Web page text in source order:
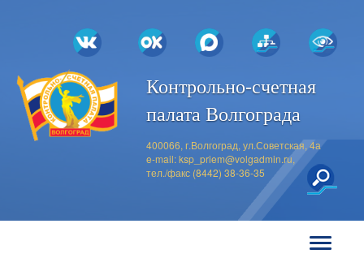
Контрольно-счетная
палата Волгограда
400066, г.Волгоград, ул.Советская, 4а
e-mail:ksp_priem@volgadmin.ru,
тел./факс (8442) 38-36-35